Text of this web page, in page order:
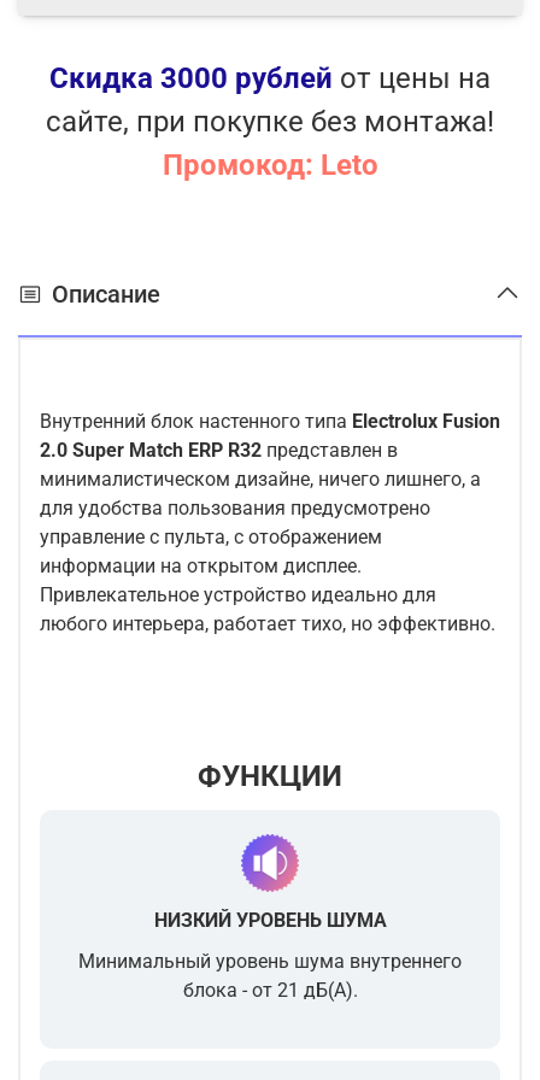
Скидка 3000 рублей от цены на
сайте, при покупке без монтажа!
Промокод: Leto
Описание
Внутренний блок настенного типа Electrolux Fusion
2.0 Super Match ERP R32 представлен в
минималистическом дизайне, ничего лишнего, а
для удобства пользования предусмотрено
управление с пульта, с отображением
информации на открытом дисплее.
Привлекательное устройство идеально для
любого интерьера, работает тихо, но эффективно.
ФУНКЦИИ
НИЗКИЙ УРОВЕНЬ ШУМА
Минимальный уровень шума внутреннего
блока - от 21 дБ(А).